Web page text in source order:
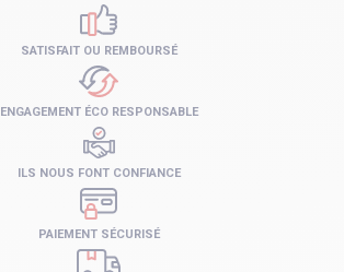
PAIEMENT SÉCURISÉ
SATISFAIT OU REMBOURSÉ
ENGAGEMENT ÉCO RESPONSABLE
ILS NOUS FONT CONFIANCE